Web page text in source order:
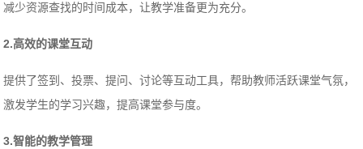
减少资源查找的时间成本，让教学准备更为充分。
2.高效的课堂互动
提供了签到、投票、提问、讨论等互动工具，帮助教师活跃课堂气氛，
激发学生的学习兴趣，提高课堂参与度。
3.智能的教学管理